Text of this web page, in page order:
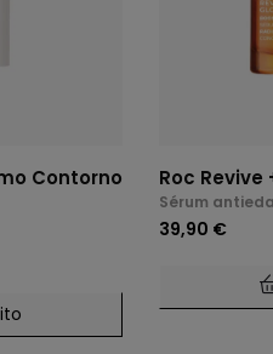
Contorno
Roc
Sérum
39,90 €